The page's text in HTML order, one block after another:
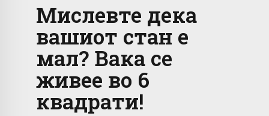
Мислевте дека
вашиот стан е
мал? Вака се
живее во 6
квадрати!